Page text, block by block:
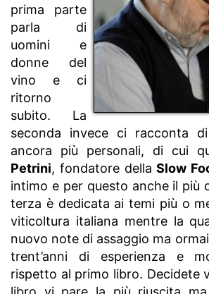
prima parte
parla di
uomini e
donne del
vino e ci
ritorno
subito. La
seconda invece ci racconta
ancora più personali, di cui
Petrini, fondatore dellaSlow
intimo e per questo anche il più
terza è dedicata ai temi più o
viticoltura italiana mentre la
nuovo note di assaggio ma
trent’anni di esperienza e
rispetto al primo libro. Decidete